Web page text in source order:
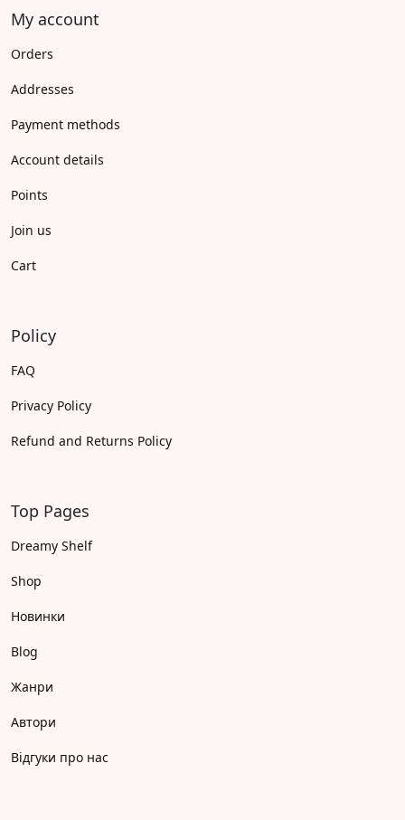
My account
Orders
Addresses
Payment methods
Account details
Points
Join us
Cart
Policy
FAQ
Privacy Policy
Refund and Returns Policy
Top Pages
Dreamy Shelf
Shop
Новинки
Blog
Жанри
Автори
Відгуки про нас